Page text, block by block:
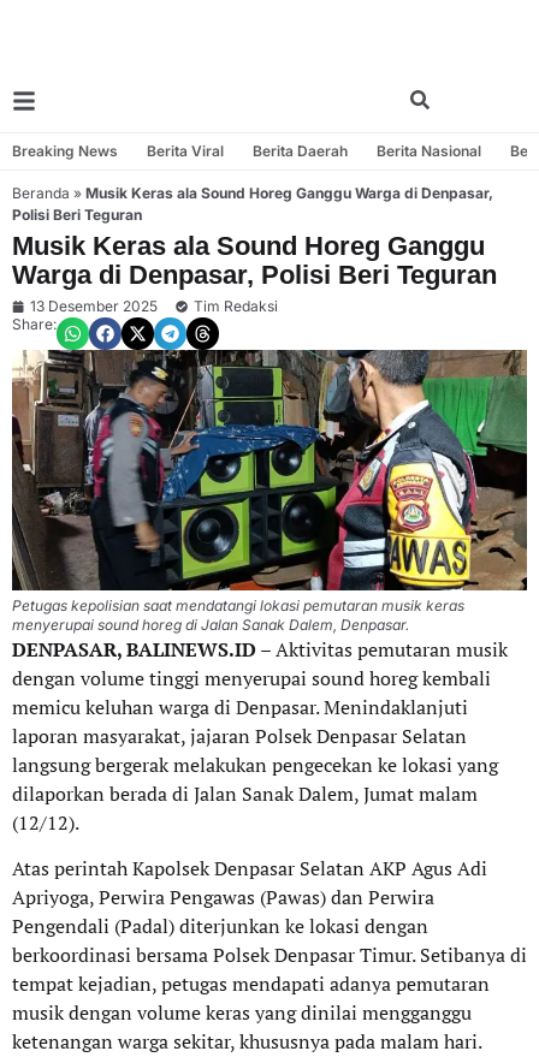
Breaking News Berita Viral Berita Daerah Berita Nasional
Beranda » Musik Keras ala Sound Horeg Ganggu Warga di Denpasar,
Polisi Beri Teguran
Musik Keras ala Sound Horeg Ganggu
Warga di Denpasar, Polisi Beri Teguran
13 Desember 2025
Tim Redaksi
Share:
Petugas kepolisian saat mendatangi lokasi pemutaran musik keras
menyerupai sound horeg di Jalan Sanak Dalem, Denpasar.
DENPASAR, BALINEWS.ID– Aktivitas pemutaran musik
dengan volume tinggi menyerupai sound horeg kembali
memicu keluhan warga di Denpasar. Menindaklanjuti
laporan masyarakat, jajaran Polsek Denpasar Selatan
langsung bergerak melakukan pengecekan ke lokasi yang
dilaporkan berada di Jalan Sanak Dalem, Jumat malam
(12/12).
Atas perintah Kapolsek Denpasar Selatan AKP Agus Adi
Apriyoga, Perwira Pengawas (Pawas) dan Perwira
Pengendali (Padal) diterjunkan ke lokasi dengan
berkoordinasi bersama Polsek Denpasar Timur. Setibanya di
tempat kejadian, petugas mendapati adanya pemutaran
musik dengan volume keras yang dinilai mengganggu
ketenangan warga sekitar, khususnya pada malam hari.